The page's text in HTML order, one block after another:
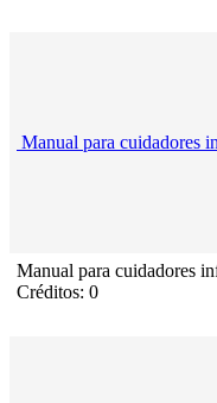
Manual para cuidadores
Manual para cuidadores
Créditos: 0